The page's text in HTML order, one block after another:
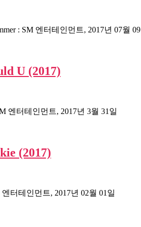
: SM 엔터테인먼트, 2017년 07월
U (2017)
엔터테인먼트, 2017년 3월 31일
(2017)
터테인먼트, 2017년 02월 01일